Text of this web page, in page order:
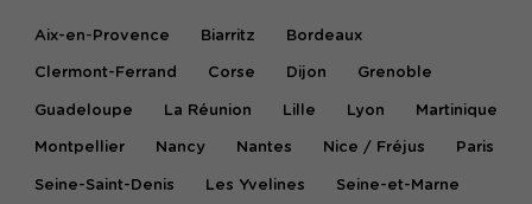
Aix-en-Provence Biarritz Bordeaux
Clermont-Ferrand Corse Dijon Grenoble
Guadeloupe La Réunion Lille Lyon Martinique
Montpellier Nancy Nantes Nice / Fréjus Paris
Seine-Saint-Denis Les Yvelines Seine-et-Marne